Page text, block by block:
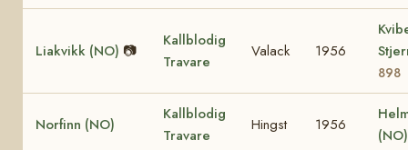
Liakvikk (NO) 📷
Kallblodig
Travare
Valack 1956
898
Norfinn (NO)
Kallblodig
Travare
Hingst 1956